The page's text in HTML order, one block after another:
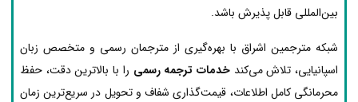
بین‌المللی قابل پذیرش باشد.
شبکه مترجمین اشراق با بهره‌گیری از مترجمان رسمی و متخصص زبان
اسپانیایی، تلاش می‌کندخدمات ترجمه رسمی را با بالاترین دقت، حفظ
محرمانگی کامل اطلاعات، قیمت‌گذاری شفاف و تحویل در سریع‌ترین زمان